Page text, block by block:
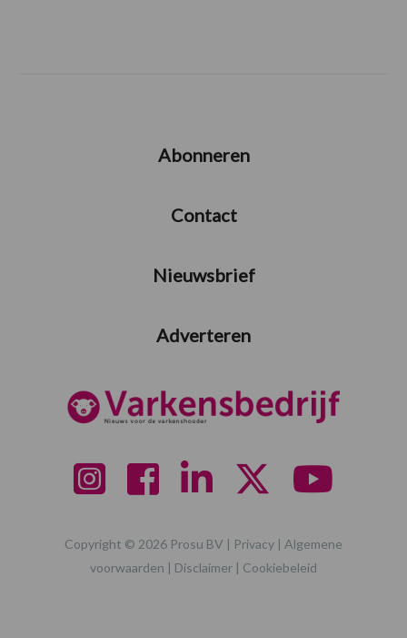
Abonneren
Contact
Nieuwsbrief
Adverteren
Copyright © 2026 Prosu BV | Privacy | Algemene
voorwaarden | Disclaimer | Cookiebeleid